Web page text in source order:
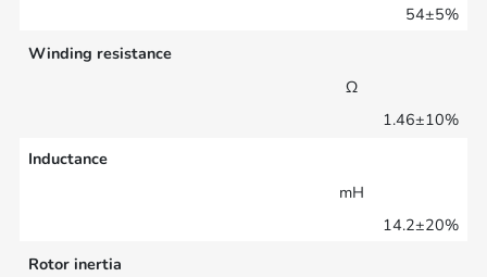
54±5%
Winding resistance
Ω
1.46±10%
Inductance
mH
14.2±20%
Rotor inertia